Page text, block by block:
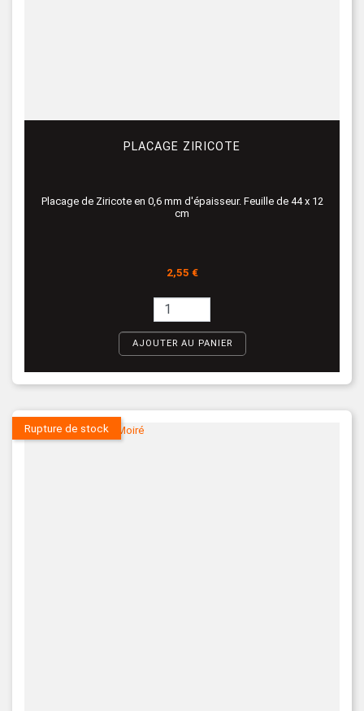
PLACAGE ZIRICOTE
Placage de Ziricote en 0,6 mm d'épaisseur. Feuille de 44 x 12
cm
Prix
2,55 €
AJOUTER AU PANIER
Rupture de stock